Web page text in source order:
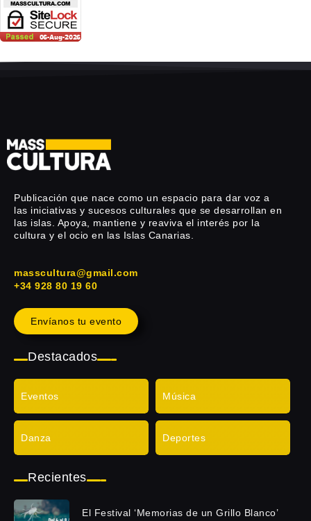
Publicación que nace como un espacio para dar voz a
las iniciativas y sucesos culturales que se desarrollan en
las islas. Apoya, mantiene y reaviva el interés por la
cultura y el ocio en las Islas Canarias.
masscultura@gmail.com
+34 928 80 19 60
Envíanos tu evento
Destacados
Eventos Música
Danza Deportes
Recientes
El Festival ‘Memorias de un Grillo Blanco’